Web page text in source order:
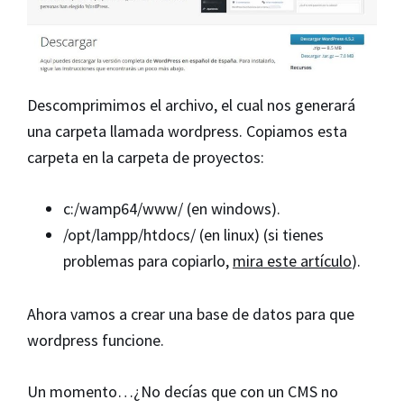
Descomprimimos el archivo, el cual nos generará
una carpeta llamada wordpress. Copiamos esta
carpeta en la carpeta de proyectos:
c:/wamp64/www/ (en windows).
/opt/lampp/htdocs/ (en linux) (si tienes
problemas para copiarlo, mira este artículo).
Ahora vamos a crear una base de datos para que
wordpress funcione.
Un momento…¿No decías que con un CMS no